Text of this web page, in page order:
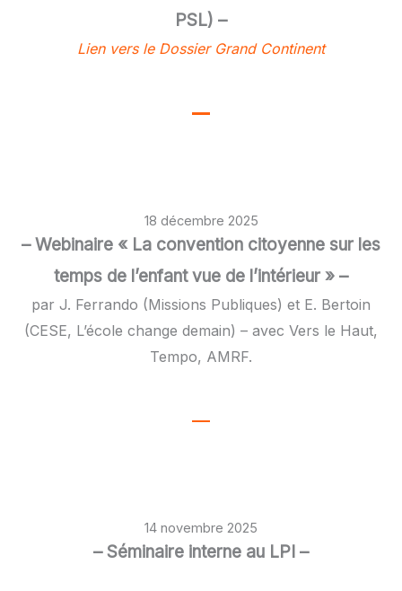
PSL) –
Lien vers le Dossier Grand Continent
18 décembre 2025
– Webinaire « La convention citoyenne sur les
temps de l’enfant vue de l’intérieur » –
par J. Ferrando (Missions Publiques) et E. Bertoin
(CESE, L’école change demain) – avec Vers le Haut,
Tempo, AMRF.
14 novembre 2025
– Séminaire interne au LPI –